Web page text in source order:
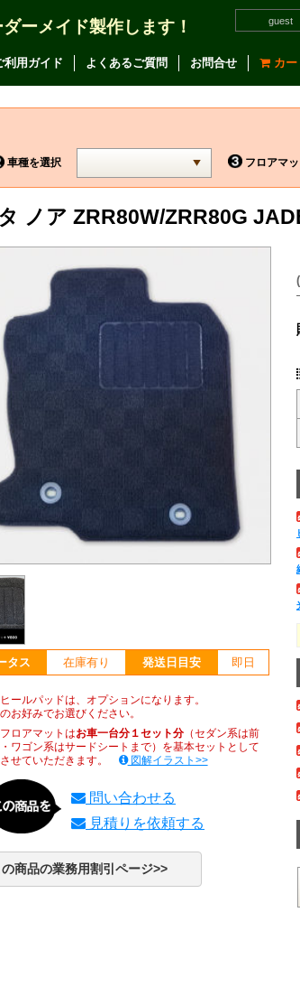
ーメイド製作します！ guest
利用ガイド よくあるご質問 お問合せ カー
車種を選択 フロアマ
ノア ZRR80W/ZRR80G
タス 在庫有り 発送日目安 即日
ールパッドは、オプションになります。
お好みでお選びください。
ロアマットはお車一台分１セット分（セダン系は前
ワゴン系はサードシートまで）を基本セットとして
せていただきます。
図解イラスト>>
問い合わせる
見積りを依頼する
の商品の業務用割引ページ>>